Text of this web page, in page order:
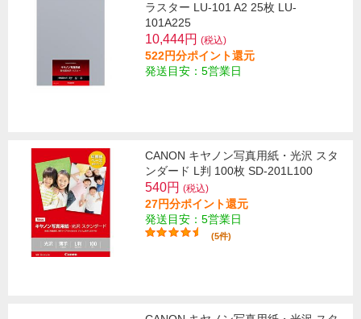
ラスター LU-101 A2 25枚 LU-
101A225
10,444円 (税込)
522円分ポイント還元
発送目安：5営業日
CANON キヤノン写真用紙・光沢 スタ
ンダード L判 100枚 SD-201L100
540円 (税込)
27円分ポイント還元
発送目安：5営業日
(5件)